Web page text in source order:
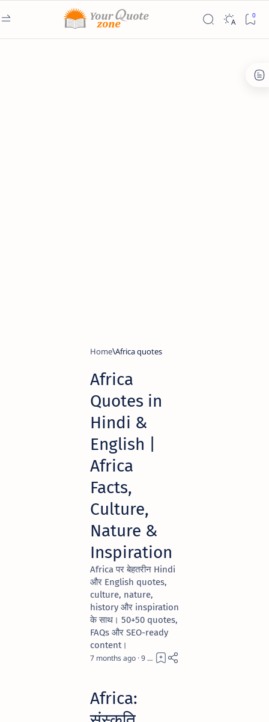
Home Africa quotes
Africa
Quotes in
Hindi &
English |
Africa
Facts,
Culture,
Nature &
Inspiration
Africa पर बेहतरीन Hindi
और English quotes,
culture, nature,
history और inspiration
के साथ। 50+50 quotes,
FAQs और SEO-ready
content।
7 months ago 9
Africa: